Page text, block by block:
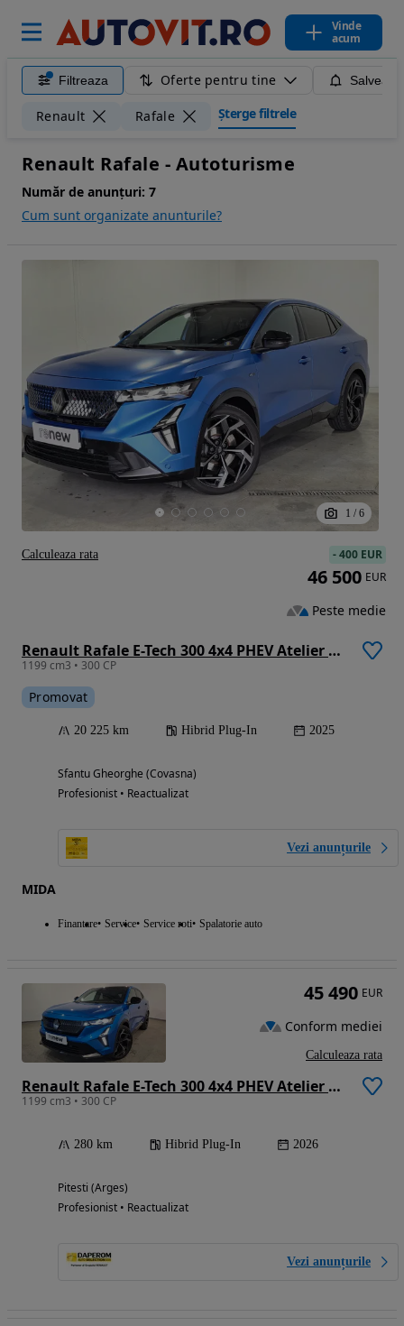
Vinde
acum
Filtreaza Oferte pentru tine
Renault Rafale Șterge filtrele
Renault Rafale - Autoturisme
Număr de anunțuri: 7
Cum sunt organizate anunturile?
1 / 6
Renault Rafale E-Tech 300 4x4 PHEV Atelier Alpine
1199 cm3 • 300 CP
Promovat
20 225 km Hibrid Plug-In 2025
Sfantu Gheorghe (Covasna)
Profesionist • Reactualizat
Vezi anunțurile
MIDA
Finantare Service Service roti Spalatorie auto
-400 EUR
46 500 EUR
Peste medie
Calculeaza rata
Renault Rafale E-Tech 300 4x4 PHEV Atelier Alpine
1199 cm3 • 300 CP
280 km Hibrid Plug-In 2026
Pitesti (Arges)
Profesionist • Reactualizat
Vezi anunțurile
45 490 EUR
Conform mediei
Calculeaza rata